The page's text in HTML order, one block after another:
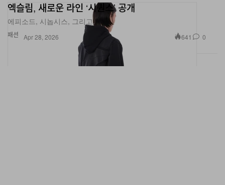
패션
엑슬림, 새로운 라인 ‘시퀀스’ 공개
에피소드, 시놉시스, 그리고.
Apr 28, 2026 641 0